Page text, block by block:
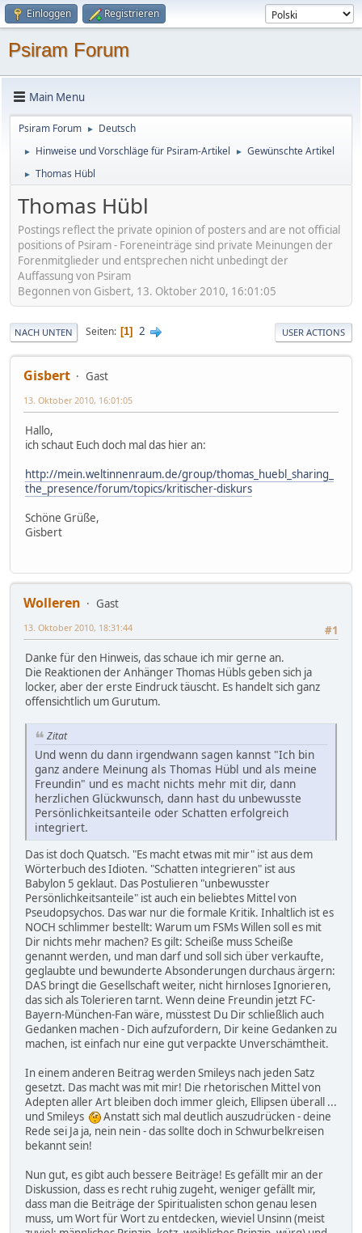
Einloggen Registrieren
Psiram Forum
Main Menu
Psiram Forum ► Deutsch
► Hinweise und Vorschläge für Psiram-Artikel ► Gewünschte Artikel
► Thomas Hübl
Thomas Hübl
Postings reflect the private opinion of posters and are not official
positions of Psiram - Foreneinträge sind private Meinungen der
Forenmitglieder und entsprechen nicht unbedingt der
Auffassung von Psiram
Begonnen von Gisbert, 13. Oktober 2010, 16:01:05
NACH UNTEN Seiten 1 2 USER ACTIONS
Gisbert Gast
13. Oktober 2010, 16:01:05
Hallo,
ich schaut Euch doch mal das hier an:
http://mein.weltinnenraum.de/group/thomas_huebl_sharing_
the_presence/forum/topics/kritischer-diskurs
Schöne Grüße,
Gisbert
Wolleren
Gast
#1
13. Oktober 2010, 18:31:44
Danke für den Hinweis, das schaue ich mir gerne an.
Die Reaktionen der Anhänger Thomas Hübls geben sich ja
locker, aber der erste Eindruck täuscht. Es handelt sich ganz
offensichtlich um Gurutum.
Zitat
Und wenn du dann irgendwann sagen kannst "Ich bin
ganz andere Meinung als Thomas Hübl und als meine
Freundin" und es macht nichts mehr mit dir, dann
herzlichen Glückwunsch, dann hast du unbewusste
Persönlichkeitsanteile oder Schatten erfolgreich
integriert.
Das ist doch Quatsch. "Es macht etwas mit mir" ist aus dem
Wörterbuch des Idioten. "Schatten integrieren" ist aus
Babylon 5 geklaut. Das Postulieren "unbewusster
Persönlichkeitsanteile" ist auch ein beliebtes Mittel von
Pseudopsychos. Das war nur die formale Kritik. Inhaltlich ist es
NOCH schlimmer bestellt: Warum um FSMs Willen soll es mit
Dir nichts mehr machen? Es gilt: Scheiße muss Scheiße
genannt werden, und man darf und soll sich über verkaufte,
geglaubte und bewunderte Absonderungen durchaus ärgern:
DAS bringt die Gesellschaft weiter, nicht hirnloses Ignorieren,
das sich als Tolerieren tarnt. Wenn deine Freundin jetzt FC-
Bayern-München-Fan wäre, müsstest Du Dir schließlich auch
Gedanken machen - Dich aufzufordern, Dir keine Gedanken zu
machen, ist einfach nur eine gut verpackte Unverschämtheit.
In einem anderen Beitrag werden Smileys nach jeden Satz
gesetzt. Das macht was mit mir! Die rhetorischen Mittel von
Adepten aller Art bleiben doch immer gleich, Ellipsen überall ...
und Smileys
Anstatt sich mal deutlich auszudrücken - deine
Rede sei Ja ja, nein nein - das sollte doch in Schwurbelkreisen
bekannt sein!
Nun gut, es gibt auch bessere Beiträge! Es gefällt mir an der
Diskussion, dass es recht ruhig zugeht, weniger gefällt mir,
dass man die Beiträge der Spiritualisten schon genau lesen
muss, um Wort für Wort zu entdecken, wieviel Unsinn (meist